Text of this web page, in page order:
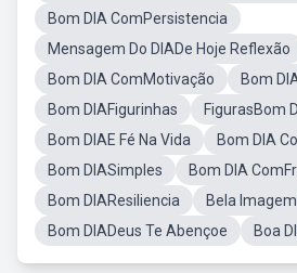
Bom DIA ComPersistencia
Mensagem Do DIADe Hoje Reflexão
Bom DIA ComMotivação
Bom
Bom DIAFigurinhas
FigurasBom
Bom DIAE Fé Na Vida
Bom DIA
Bom DIASimples
Bom DIA
Bom DIAResiliencia
Bela
Bom DIADeus Te Abençoe
Boa